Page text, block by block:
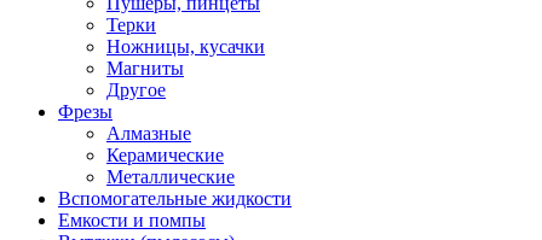
Терки
Ножницы, кусачки
Магниты
Другое
Фрезы
Алмазные
Керамические
Металлические
Вспомогательные жидкости
Емкости и помпы